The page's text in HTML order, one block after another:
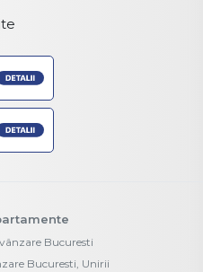
Bucuresti
Bucuresti, Unirii